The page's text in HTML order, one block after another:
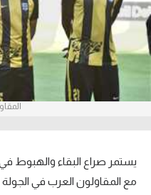
ركن الألعاب
بطولات
أمريكا 2026
الدوري الإنجليزي الممتاز
الدوري الإسباني
يستمر صراع البقاء والهبوط
مع المقاولون العرب في الجولة 31.